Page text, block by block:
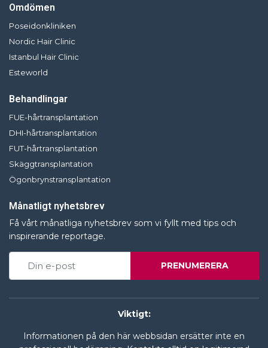
Omdömen
Poseidonkliniken
Nordic Hair Clinic
Istanbul Hair Clinic
Esteworld
Behandlingar
FUE-hårtransplantation
DHI-hårtransplantation
FUT-hårtransplantation
Skäggtransplantation
Ögonbrynstransplantation
Månatligt nyhetsbrev
Få vårt månatliga nyhetsbrev som vi fyllt med tips och
inspirerande reportage.
PRENUMERERA
Viktigt:
Informationen på den här webbsidan ersätter inte en